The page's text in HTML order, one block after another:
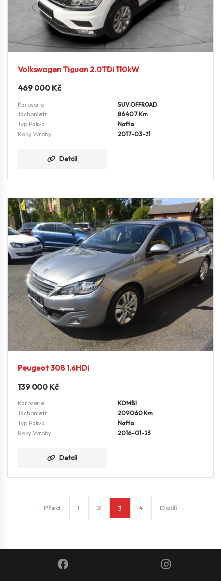
Volkswagen Tiguan 2.0TDi 110kW
469 000 Kč
Karoserie
SUV OFFROAD
Tachometr
86407 Km
Typ Paliva
Nafta
Roky Výroby
2017-03-21
Detail
Peugeot 308 1.6HDi
139 000 Kč
Karoserie
KOMBI
Tachometr
209060 Km
Typ Paliva
Nafta
Roky Výroby
2016-01-23
Detail
← Před 1 2 3 4 Další →